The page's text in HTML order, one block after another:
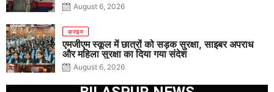
August 6, 2026
क्राइम
एमजीएम स्कूल में छात्रों को सड़क सुरक्षा, साइबर अपराध
और महिला सुरक्षा का दिया गया संदेश
August 6, 2026